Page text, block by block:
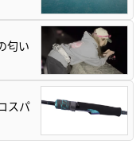
匂い
スパ